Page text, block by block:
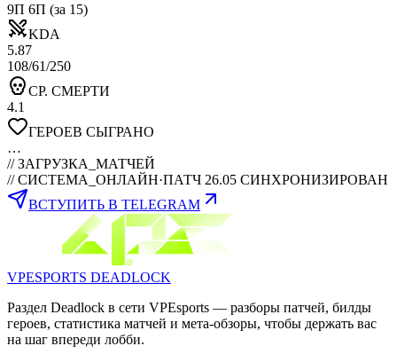
9П 6П (за 15)
KDA
5.87
108/61/250
СР. СМЕРТИ
4.1
ГЕРОЕВ СЫГРАНО
…
//ЗАГРУЗКА_МАТЧЕЙ
// СИСТЕМА_ОНЛАЙН·ПАТЧ 26.05 СИНХРОНИЗИРОВАН
ВСТУПИТЬ В TELEGRAM
VPESPORTS DEADLOCK
Раздел Deadlock в сети VPEsports — разборы патчей, билды
героев, статистика матчей и мета-обзоры, чтобы держать вас
на шаг впереди лобби.